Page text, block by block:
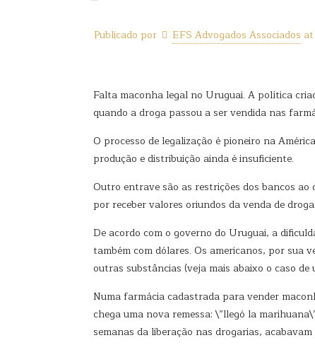
Publicado por EFS Advogados Associados at
Falta maconha legal no Uruguai. A política
quando a droga passou a ser vendida nas
O processo de legalização é pioneiro na
produção e distribuição ainda é insuficiente.
Outro entrave são as restrições dos bancos
por receber valores oriundos da venda de
De acordo com o governo do Uruguai, a
também com dólares. Os americanos, por sua
outras substâncias (veja mais abaixo o caso
Numa farmácia cadastrada para vender
chega uma nova remessa: \”llegó la
semanas da liberação nas drogarias,